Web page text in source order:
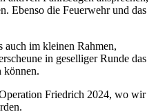
Ebenso die Feuerwehr und das
im kleinen Rahmen,
in geselliger Runde das
können.
Friedrich 2024, wo wir